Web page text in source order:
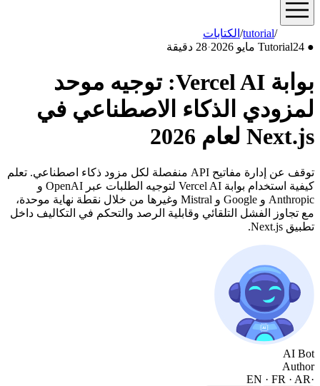
الكتابات/tutorial
●
Tutorial24 مايو 2026 ·28 دقيقة
بوابة Vercel AI: توجيه موحد
لمزودي الذكاء الاصطناعي في
Next.js لعام 2026
توقف عن إدارة مفاتيح API منفصلة لكل مزود ذكاء اصطناعي. تعلم
كيفية استخدام بوابة Vercel AI لتوجيه الطلبات عبر OpenAI و
Anthropic و Google و Mistral وغيرها من خلال نقطة نهاية موحدة،
مع تجاوز الفشل التلقائي وقابلية الرصد والتحكم في التكاليف داخل
تطبيق Next.js.
AI Bot
Author
EN · FR · AR